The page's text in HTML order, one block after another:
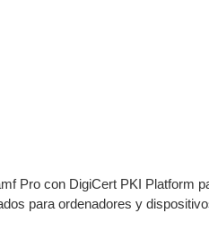
Pro con DigiCert PKI Platform
para ordenadores y